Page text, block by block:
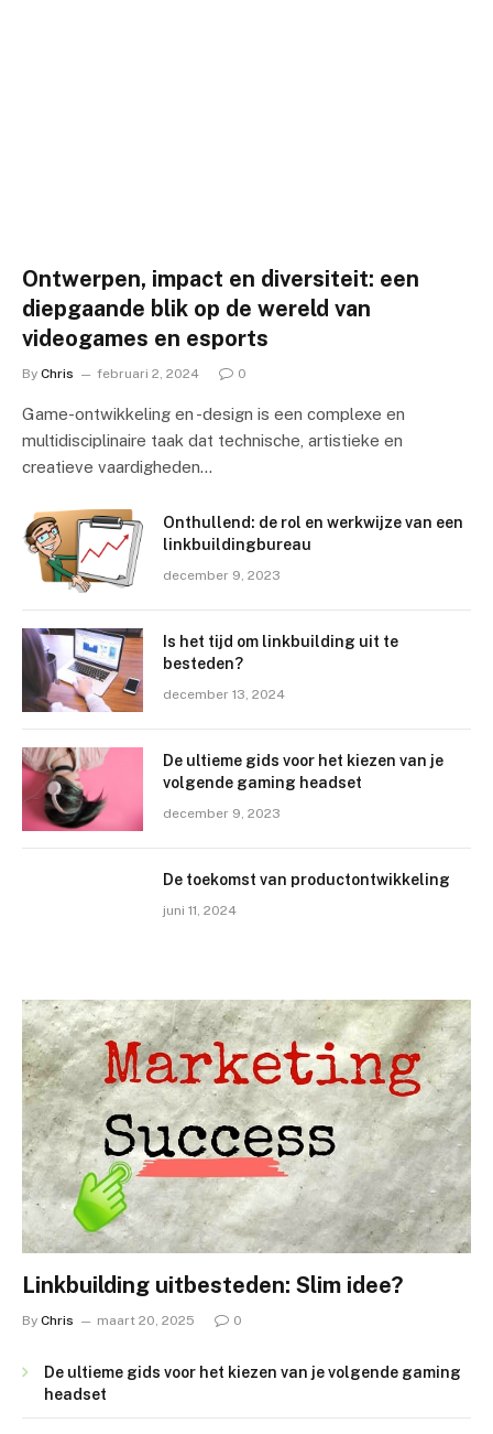
Ontwerpen, impact en diversiteit: een
diepgaande blik op de wereld van
videogames en esports
By Chris februari 2, 2024 0
Game-ontwikkeling en -design is een complexe en
multidisciplinaire taak dat technische, artistieke en
creatieve vaardigheden…
Onthullend: de rol en werkwijze van een
linkbuildingbureau
december 9, 2023
Is het tijd om linkbuilding uit te
besteden?
december 13, 2024
De ultieme gids voor het kiezen van je
volgende gaming headset
december 9, 2023
De toekomst van productontwikkeling
juni 11, 2024
Linkbuilding uitbesteden: Slim idee?
By Chris maart 20, 2025 0
De ultieme gids voor het kiezen van je volgende gaming
headset